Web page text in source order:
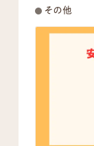
その他